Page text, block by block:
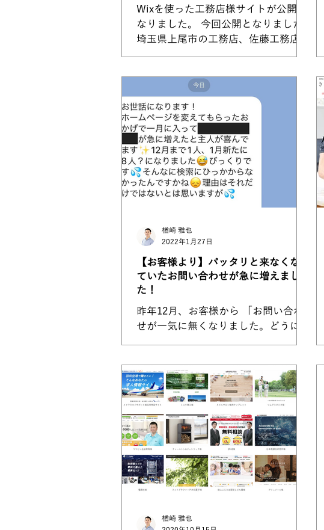
Wixを使った工務店様サイトが公開と
なりました。 今回公開となりました
埼玉県上尾市の工務店、佐藤工務店様
との出会いは、私楢崎が独立する前の
した。 上尾の注文住宅、リノベーシ
ョンを行う佐藤工務店様...
【お客様より】パッタリと来なくなっ
ていたお問い合わせが急に増えまし
た！
昨年12月、お客様から 「お問い合わ
せが一気に無くなりました。どうにか
果、本日このようなLINEをいただき
ました。 （結果が出るのが早くて、
こちらもビックリでした） 問い合わ
せが減った考えられる原因...
楢崎 雅也
2022年1月27日
楢崎 雅也